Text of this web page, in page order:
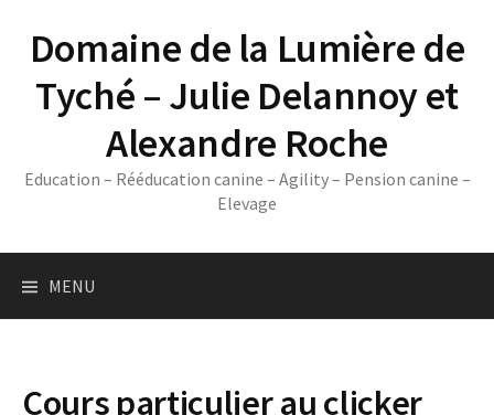
contentDomaine de la Lumière de
Tyché – Julie Delannoy et
Alexandre Roche
Education – Rééducation canine – Agility – Pension canine –
Elevage
MENU
Cours particulier au clicker